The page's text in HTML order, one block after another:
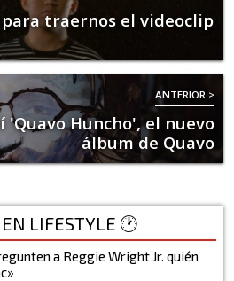
traernos el videoclip
ANTERIOR >
'Quavo Huncho', el nuevo
álbum de Quavo
LIFESTYLE 🕐
a Reggie Wright Jr. quién